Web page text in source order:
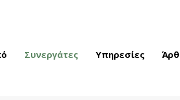
Συνεργάτες Υπηρεσίες